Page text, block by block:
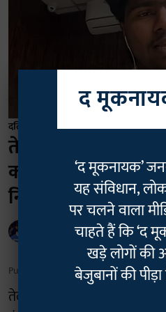
दलित
तेलंगाना: दक्षिणपंथी
का शिकार हुए
निजी जानकारी
Rajan Chaudhary
Published on 06 Aug 2026, 7:40 am
तेलंगाना के मशहूर तेलुगु कंटेंट
द
‘द मूकनायक’
यह संविधान,
पर चलने वाला
चाहते हैं कि ‘द
खड़े लोगों की
बेजुबानों की